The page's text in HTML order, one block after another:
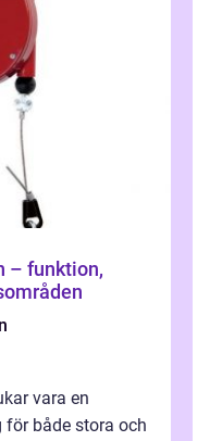
– funktion,
vara en
både stora och